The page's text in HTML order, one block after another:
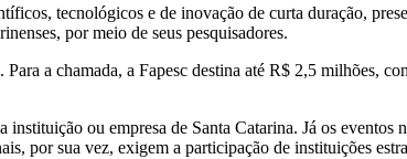
tecnológicos e de inovação de curta duração,
por meio de seus pesquisadores.
a chamada, a Fapesc destina até R$ 2,5 milhões,
ou empresa de Santa Catarina. Já os
por sua vez, exigem a participação de instituições